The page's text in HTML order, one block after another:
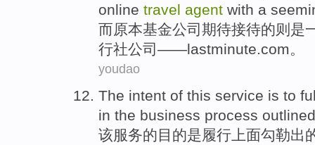
online travel agent with a
而原本基金公司期待接待的则是
行社公司——lastminute.com。
youdao
The intent of this service is to
in the business process outlined
该服务的目的是履行 上面勾勒出